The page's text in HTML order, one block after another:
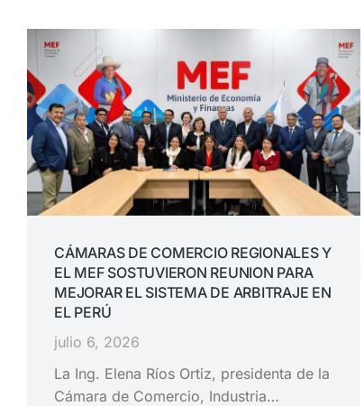
CÁMARAS DE COMERCIO REGIONALES Y
EL MEF SOSTUVIERON REUNION PARA
MEJORAR EL SISTEMA DE ARBITRAJE EN
EL PERÚ
julio 6, 2026
La Ing. Elena Ríos Ortiz, presidenta de la
Cámara de Comercio, Industria…